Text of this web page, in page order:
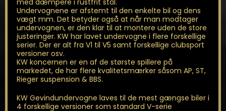
Undervognene er afstemt til den enkelte bil og dens
vægt mm. Det betyder også at når man modtager
undervognen, er den klar til at montere uden de store
justeringer. KW har lavet undervogne i flere forskellige
serier. Der er alt fra V1 til V5 samt forskellige clubsport
versioner osv.
KW koncernen er en af de største spillere på
markedet, de har flere kvalitetsmærker såsom AP, ST,
Rieger suspension & BBS.
KW Gevindundervogne laves til de mest gængse biler i
4 forskellige versioner som standard V-serie